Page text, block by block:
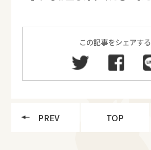
この記事をシェアする
PREV TOP